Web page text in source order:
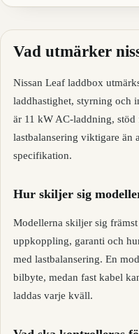
Vad utmärker
Nissan Leaf laddbox
laddhastighet, styrning och
är 11 kW AC-laddning,
lastbalansering viktigare än
specifikation.
Hur skiljer sig
Modellerna skiljer sig
uppkoppling, garanti och
med lastbalansering. En
bilbyte, medan fast kabel
laddas varje kväll.